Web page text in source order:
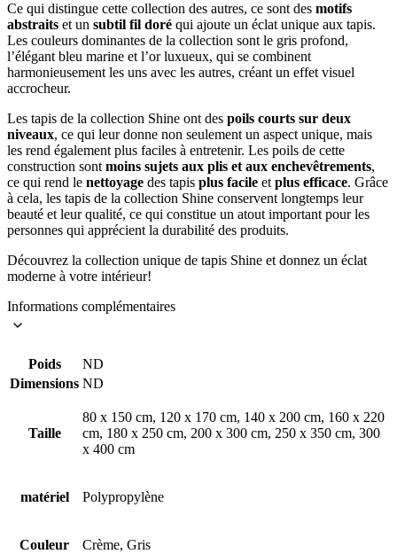
Ce qui distingue cette collection des autres, ce sont des motifs
abstraits et un subtil fil doré qui ajoute un éclat unique aux tapis.
Les couleurs dominantes de la collection sont le gris profond,
l’élégant bleu marine et l’or luxueux, qui se combinent
harmonieusement les uns avec les autres, créant un effet visuel
accrocheur.
Les tapis de la collection Shine ont des poils courts sur deux
niveaux, ce qui leur donne non seulement un aspect unique, mais
les rend également plus faciles à entretenir. Les poils de cette
construction sont moins sujets aux plis et aux enchevêtrements,
ce qui rend le nettoyage des tapis plus facile et plus efficace. Grâce
à cela, les tapis de la collection Shine conservent longtemps leur
beauté et leur qualité, ce qui constitue un atout important pour les
personnes qui apprécient la durabilité des produits.
Découvrez la collection unique de tapis Shine et donnez un éclat
moderne à votre intérieur!
Informations complémentaires
Poids
ND
Dimensions ND
Taille
80 x 150 cm, 120 x 170 cm, 140 x 200 cm, 160 x 220
cm, 180 x 250 cm, 200 x 300 cm, 250 x 350 cm, 300
x 400 cm
matériel Polypropylène
Couleur Crème, Gris